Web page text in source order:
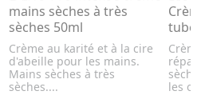
mains sèches à très
sèches 50ml
Crème au karité et à la cire
d'abeille pour les mains.
Mains sèches à très
sèches....
les